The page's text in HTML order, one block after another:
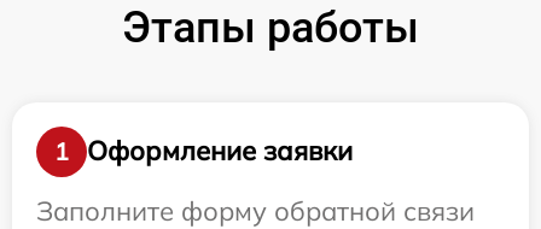
Этапы работы
1
Оформление заявки
Заполните форму обратной связи